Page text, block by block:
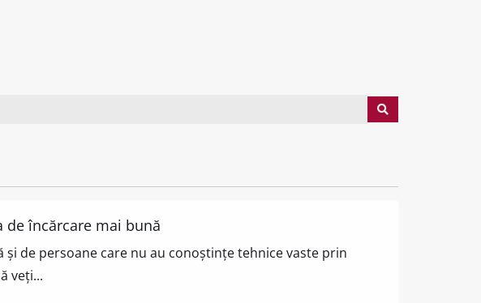
încărcare mai bună
de persoane care nu au conoștințe tehnice vaste prin
veți...